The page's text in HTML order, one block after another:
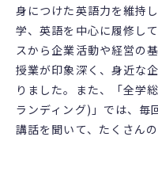
身につけた英語力を維持
学、英語を中心に履修し
スから企業活動や経営の
授業が印象深く、身近な
りました。また、「全学
ランディング)」では、毎
講話を聞いて、たくさん